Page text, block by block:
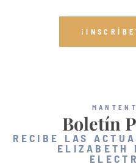
Boletín
RECIBE LAS
ELIZABETH